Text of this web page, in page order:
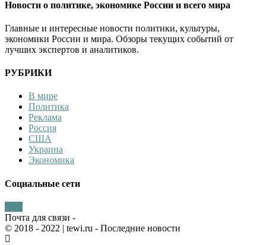
Новости о политике, экономике России и всего мира
Главные и интересные новости политики, культуры,
экономики России и мира. Обзоры текущих событий от
лучших экспертов и аналитиков.
РУБРИКИ
В мире
Политика
Реклама
Россия
США
Украина
Экономика
Социальные сети
Почта для связи -
© 2018 - 2022 | tewi.ru - Последние новости